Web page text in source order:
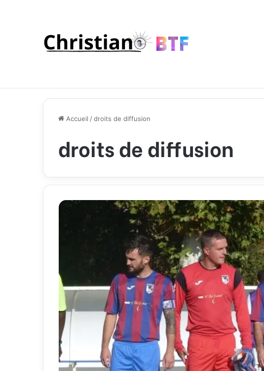
Accueil /droits de diffusion
droits de diffusion